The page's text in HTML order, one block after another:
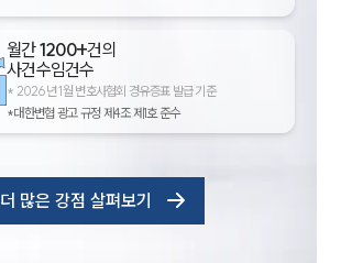
월간1200+건의
사건수임건수
* 2026년 1월 변호사협회 경유증표 발급 기준
*대한변협 광고 규정 제4조 제1호 준수
더 많은 강점 살펴보기